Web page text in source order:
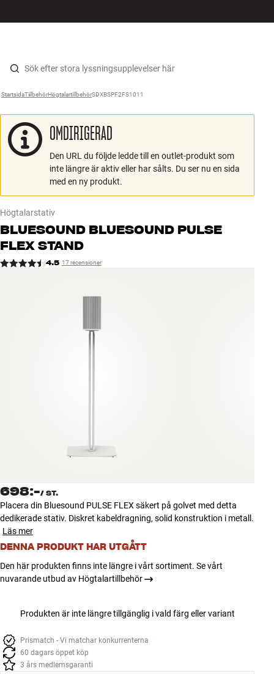
Hopp til innhold
Högtalare
Hörlurar
Surround
TV
System
Bygg med ljud
Företag
Startsida ›
Tillbehör ›
Högtalartillbehör ›
SDXBSPF2FS1011
OMDIRIGERAD
Den URL du följde ledde till en outlet-produkt som
inte längre är aktiv eller har sålts. Du ser nu en sida
med en ny produkt.
Högtalarstativ
BLUESOUND BLUESOUND PULSE
FLEX STAND
4.5 17 recensioner
698:-/ ST.
Placera din Bluesound PULSE FLEX säkert på golvet med detta
dedikerade stativ. Diskret kabeldragning, solid konstruktion i metall.
Läs mer
DENNA PRODUKT HAR UTGÅTT
Den här produkten finns inte längre i vårt sortiment. Se vårt
nuvarande utbud av Högtalartillbehör
Produkten är inte längre tillgänglig i vald färg eller variant
Prismatch - Vi matchar konkurrenterna
60 dagars öppet köp
3 års medlemsgaranti